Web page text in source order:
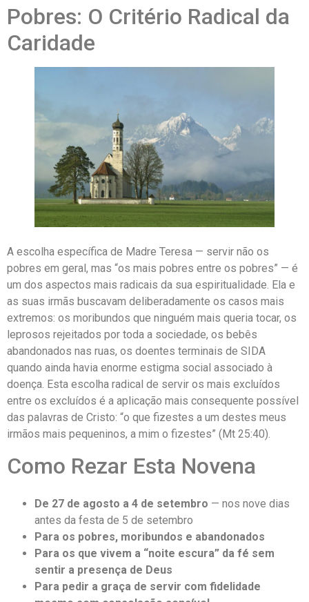
Pobres: O Critério Radical da
Caridade
A escolha específica de Madre Teresa — servir não os
pobres em geral, mas “os mais pobres entre os pobres” — é
um dos aspectos mais radicais da sua espiritualidade. Ela e
as suas irmãs buscavam deliberadamente os casos mais
extremos: os moribundos que ninguém mais queria tocar, os
leprosos rejeitados por toda a sociedade, os bebês
abandonados nas ruas, os doentes terminais de SIDA
quando ainda havia enorme estigma social associado à
doença. Esta escolha radical de servir os mais excluídos
entre os excluídos é a aplicação mais consequente possível
das palavras de Cristo: “o que fizestes a um destes meus
irmãos mais pequeninos, a mim o fizestes” (Mt 25:40).
Como Rezar Esta Novena
De 27 de agosto a 4 de setembro — nos nove dias
antes da festa de 5 de setembro
Para os pobres, moribundos e abandonados
Para os que vivem a “noite escura” da fé sem
sentir a presença de Deus
Para pedir a graça de servir com fidelidade